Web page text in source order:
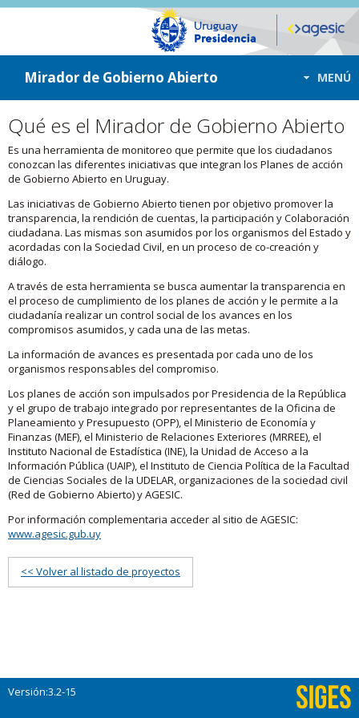
ir a contenido
ir al menú
Mirador de Gobierno Abierto MENÚ
Qué es el Mirador de Gobierno Abierto
Es una herramienta de monitoreo que permite que los ciudadanos
conozcan las diferentes iniciativas que integran los Planes de acción
de Gobierno Abierto en Uruguay.
Las iniciativas de Gobierno Abierto tienen por objetivo promover la
transparencia, la rendición de cuentas, la participación y Colaboración
ciudadana. Las mismas son asumidos por los organismos del Estado y
acordadas con la Sociedad Civil, en un proceso de co-creación y
diálogo.
A través de esta herramienta se busca aumentar la transparencia en
el proceso de cumplimiento de los planes de acción y le permite a la
ciudadanía realizar un control social de los avances en los
compromisos asumidos, y cada una de las metas.
La información de avances es presentada por cada uno de los
organismos responsables del compromiso.
Los planes de acción son impulsados por Presidencia de la República
y el grupo de trabajo integrado por representantes de la Oficina de
Planeamiento y Presupuesto (OPP), el Ministerio de Economía y
Finanzas (MEF), el Ministerio de Relaciones Exteriores (MRREE), el
Instituto Nacional de Estadística (INE), la Unidad de Acceso a la
Información Pública (UAIP), el Instituto de Ciencia Política de la Facultad
de Ciencias Sociales de la UDELAR, organizaciones de la sociedad civil
(Red de Gobierno Abierto) y AGESIC.
Por información complementaria acceder al sitio de AGESIC:
www.agesic.gub.uy
<< Volver al listado de proyectos
Versión:3.2-15